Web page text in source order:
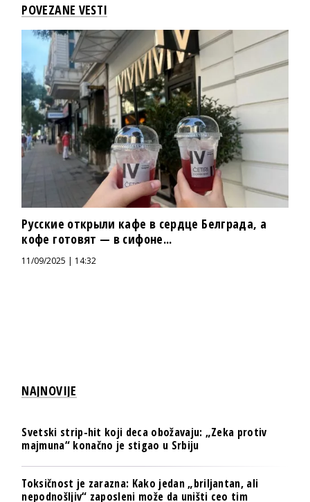
POVEZANE VESTI
Русские открыли кафе в сердце Белграда, а
кофе готовят — в сифоне...
11/09/2025 | 14:32
NAJNOVIJE
Svetski strip-hit koji deca obožavaju: „Zeka protiv
majmuna“ konačno je stigao u Srbiju
Toksičnost je zarazna: Kako jedan „briljantan, ali
nepodnošljiv“ zaposleni može da uništi ceo tim